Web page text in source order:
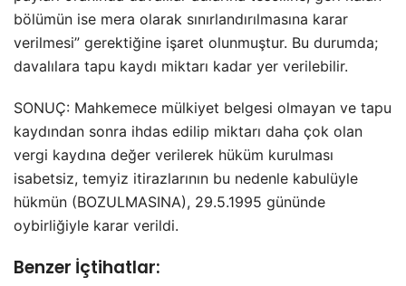
bölümün ise mera olarak sınırlandırılmasına karar
verilmesi” gerektiğine işaret olunmuştur. Bu durumda;
davalılara tapu kaydı miktarı kadar yer verilebilir.
SONUÇ: Mahkemece mülkiyet belgesi olmayan ve tapu
kaydından sonra ihdas edilip miktarı daha çok olan
vergi kaydına değer verilerek hüküm kurulması
isabetsiz, temyiz itirazlarının bu nedenle kabulüyle
hükmün (BOZULMASINA), 29.5.1995 gününde
oybirliğiyle karar verildi.
Benzer İçtihatlar: